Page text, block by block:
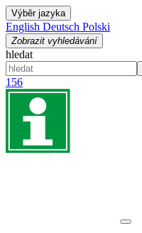
Výběr jazyka
English Deutsch Polski
Zobrazit vyhledávání
hledat
156